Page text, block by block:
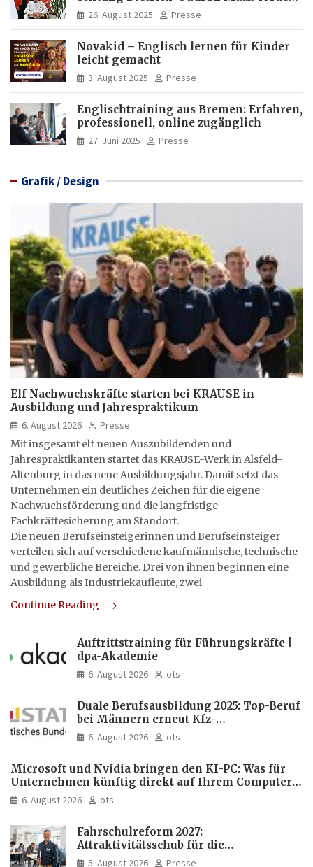
Deutschkenntnisse von Frauen
26. August 2025 Presse
Novakid – Englisch lernen für Kinder
leicht gemacht
3. August 2025 Presse
Englischtraining aus Bremen: Erfahren,
professionell, online zugänglich
27. Juni 2025 Presse
Grafik / Design
Elf Nachwuchskräfte starten bei KRAUSE in
Ausbildung und Jahrespraktikum
6. August 2026
Presse
Mit insgesamt elf neuen Auszubildenden und
Jahrespraktikanten startet das KRAUSE-Werk in Alsfeld-
Altenburg in das neue Ausbildungsjahr. Damit setzt das
Unternehmen ein deutliches Zeichen für die eigene
Nachwuchsförderung und die langfristige
Fachkräftesicherung am Standort.
Die neuen Berufseinsteigerinnen und Berufseinsteiger
verteilen sich auf verschiedene kaufmännische, technische
und gewerbliche Bereiche. Drei von ihnen beginnen eine
Ausbildung als Industriekaufleute, zwei
Continue Reading
Auftrittstraining für Führungskräfte |
dpa-Akademie
6. August 2026 ots
Duale Berufsausbildung 2025: Top-Beruf
bei Männern erneut Kfz-
Mechatroniker, bei Frauen
medizinische Fachangestellte
6. August 2026 ots
Microsoft und Nvidia bringen den KI-PC: Was für
Unternehmen künftig direkt auf Ihrem Computer
läuft und was weiter in der Cloud bleibt
6. August 2026 ots
Fahrschulreform 2027:
Attraktivitätsschub für die
Fahrlehrerausbildung
5. August 2026 Presse